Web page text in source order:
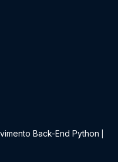
Back-End Python